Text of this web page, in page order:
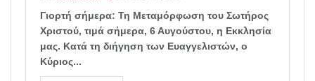
Γιορτή σήμερα: Τη Μεταμόρφωση του Σωτήρος
Χριστού, τιμά σήμερα, 6 Αυγούστου, η Εκκλησία
μας. Κατά τη διήγηση των Ευαγγελιστών, ο
Κύριος...